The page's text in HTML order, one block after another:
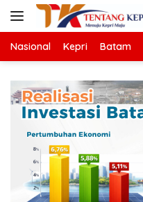
Langsung
Nasional Kepri Batam